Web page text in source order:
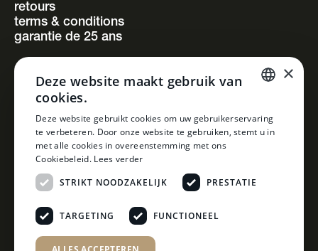
retours
terms & conditions
garantie de 25 ans
suivez-nous
instagram
facebook
linkedin
DUTCH
×
Deze website maakt gebruik van
cookies.
Deze website gebruikt cookies om uw gebruikerservaring
te verbeteren. Door onze website te gebruiken, stemt u in
met alle cookies in overeenstemming met ons
Cookiebeleid. Lees verder
STRIKT NOODZAKELIJK
PRESTATIE
TARGETING FUNCTIONEEL